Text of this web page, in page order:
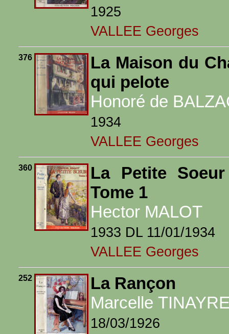
1925
VALLEE Georges
376
La Maison du
qui pelote
Honoré de
1934
VALLEE Georges
360
La Petite
Tome 1
Hector MALOT
1933 DL 11/01/1934
VALLEE Georges
252
La Rançon
Marcelle
18/03/1926